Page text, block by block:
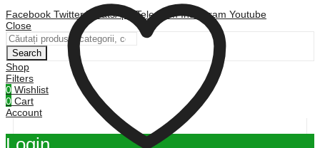
Facebook Twitter WhatsApp Telegram Instagram Youtube
Close
Search
Shop
Filters
0 Wishlist
0 Cart
Account